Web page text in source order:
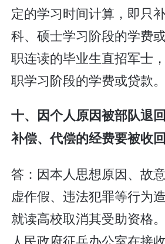
定的学习时间计算，即只
科、硕士学习阶段的学费
职连读的毕业生直招军士
职学习阶段的学费或贷款。
十、因个人原因被部队退
补偿、代偿的经费要被收
答：因本人思想原因、故
虚作假、违法犯罪等行为
就读高校取消其受助资格
人民政府征兵办公室在接